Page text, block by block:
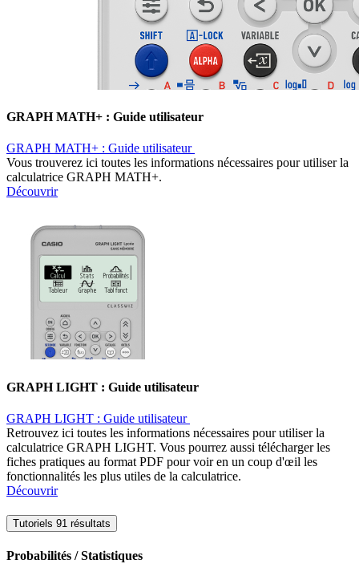
GRAPH MATH+ : Guide utilisateur ​
GRAPH MATH+ : Guide utilisateur ​
Vous trouverez ici toutes les informations nécessaires pour utiliser la
calculatrice GRAPH MATH+.
Découvrir
GRAPH LIGHT : Guide utilisateur ​
GRAPH LIGHT : Guide utilisateur ​
Retrouvez ici toutes les informations nécessaires pour utiliser la
calculatrice GRAPH LIGHT. Vous pourrez aussi télécharger les
fiches pratiques au format PDF pour voir en un coup d'œil les
fonctionnalités les plus utiles de la calculatrice.
Découvrir
Tutoriels 91 résultats
Probabilités / Statistiques